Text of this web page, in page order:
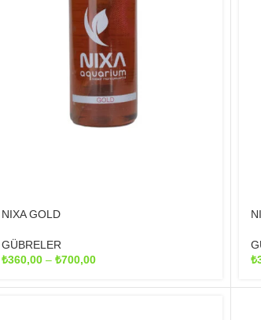
NIXA GOLD
GÜBRELER
₺360,00 – ₺700,00Fiyat
₺360,00
₺